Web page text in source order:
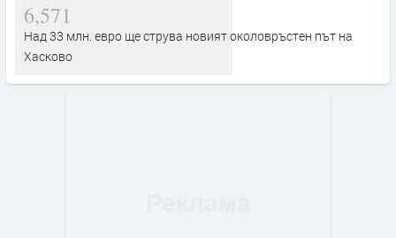
6,571
Над 33 млн. евро ще струва новият околовръстен път на
Хасково